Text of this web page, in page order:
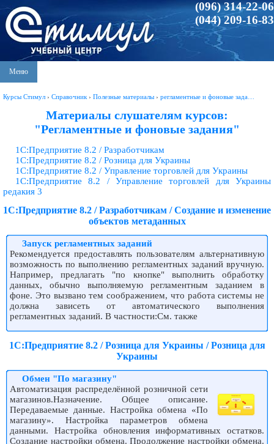
(096) 314-22-06
(044) 209-16-83
Меню
Курсы Стимул › Справочник › Полезные материалы › регламентные и фоновые зада…
Материалы слушателям курсов:
"Регламентные и фоновые задания"
1С:Предприятие 8.2 / Разработчикам
1С:Предприятие 8.2 / Розница для Украины
1С:Предприятие 8.2 / Управление торговлей для Украины
1С:Предприятие 8.2 / Управление торговлей для Украины
редакия 3
1С:Предприятие 8.2 / Разработчикам / Создание и изменение
объектов метаданных
Запуск регламентных заданий
Рекомендуется предоставлять пользователям альтернативную
возможность по выполнению регламентных заданий вручную.
Например, предлагать "по кнопке" выполнить обработку
данных, обычно выполняемую регламентным заданием в
фоне. Это вызвано тем соображением, что работа системы не
должна зависеть от автоматического выполнения
регламентных заданий. В частности:См. также
1С:Предприятие 8.2 / Розница для Украины / Розница для
Украины
Обмен "По магазину"
Автоматизация распределённой розничной сети
магазинов.Назначение. Общее описание.
Передаваемые данные. Настройка обмена «По
магазину». Настройка параметров обмена
данными. Настройка обновления информативных остатков.
Создание настройки обмена. Продолжение настройки обмена.